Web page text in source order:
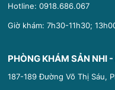
Hotline:0918.686.067
Giờ khám: 7h30-11h30;
PHÒNG KHÁM SẢN NHI
187-189 Đường Võ Thị Sáu,